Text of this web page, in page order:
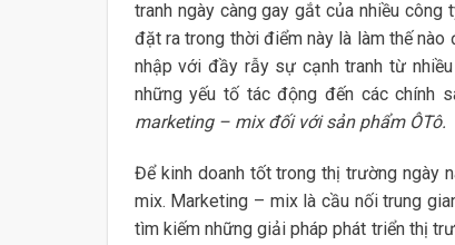
tranh ngày càng gay gắt của nhiều
đặt ra trong thời điểm này là làm thế nào
nhập với đầy rẫy sự cạnh tranh từ
những yếu tố tác động đến các chính
marketing – mix đối với sản phẩm ÔTô.
Để kinh doanh tốt trong thị trường ngày
mix. Marketing – mix là cầu nối trung
tìm kiếm những giải pháp phát triển thị